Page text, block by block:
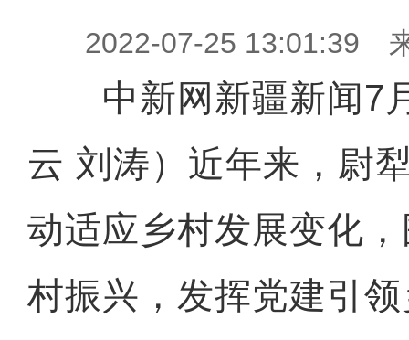
2022-07-25 13:01:39
中新网新疆新闻7
云 刘涛）近年来，尉
动适应乡村发展变化
村振兴，发挥党建引